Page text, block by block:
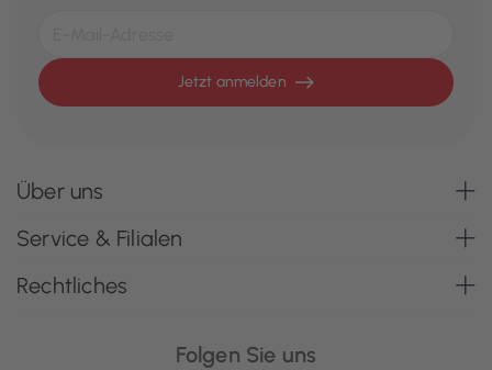
Jetzt anmelden
Über uns
Service & Filialen
Rechtliches
Folgen Sie uns